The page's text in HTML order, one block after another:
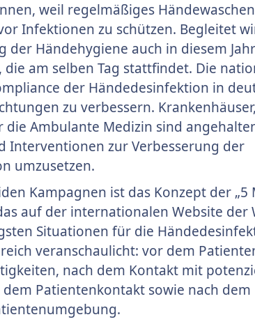
weil regelmäßiges
Infektionen zu schützen. Begleitet
der Händehygiene auch in diesem
die am selben Tag stattfindet. Die
der Händedesinfektion in
zu verbessern.
die Ambulante Medizin sind
Interventionen zur Verbesserung der
umzusetzen.
Kampagnen ist das Konzept der
auf der internationalen Website der
Situationen für die
veranschaulicht: vor dem
nach dem Kontakt mit
Patientenkontakt sowie nach